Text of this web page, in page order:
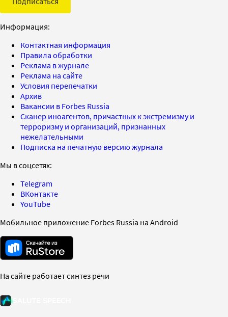
Информация:
Контактная информация
Правила обработки
Реклама в журнале
Реклама на сайте
Условия перепечатки
Архив
Вакансии в Forbes Russia
Сканер иноагентов, причастных к экстремизму и
терроризму и организаций, признанных
нежелательными
Подписка на печатную версию журнала
Мы в соцсетях:
Telegram
ВКонтакте
YouTube
Мобильное приложение Forbes Russia на Android
На сайте работает синтез речи